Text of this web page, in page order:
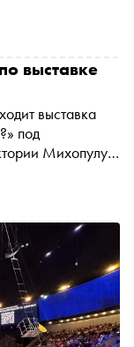
выставке
выставка
под
Михопулу.
костюмом,
и